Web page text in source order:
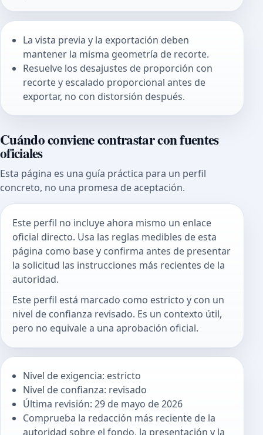
La vista previa y la exportación deben
mantener la misma geometría de recorte.
Resuelve los desajustes de proporción con
recorte y escalado proporcional antes de
exportar, no con distorsión después.
Cuándo conviene contrastar con fuentes
oficiales
Esta página es una guía práctica para un perfil
concreto, no una promesa de aceptación.
Este perfil no incluye ahora mismo un enlace
oficial directo. Usa las reglas medibles de esta
página como base y confirma antes de presentar
la solicitud las instrucciones más recientes de la
autoridad.
Este perfil está marcado como estricto y con un
nivel de confianza revisado. Es un contexto útil,
pero no equivale a una aprobación oficial.
Nivel de exigencia: estricto
Nivel de confianza: revisado
Última revisión: 29 de mayo de 2026
Comprueba la redacción más reciente de la
autoridad sobre el fondo, la presentación y la